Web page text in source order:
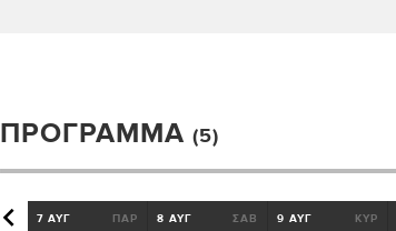
ΠΡΌΓΡΑΜΜΑ (5)
7 ΑΥΓ ΠΑΡ 8 ΑΥΓ ΣΑΒ 9 ΑΥΓ ΚΥΡ